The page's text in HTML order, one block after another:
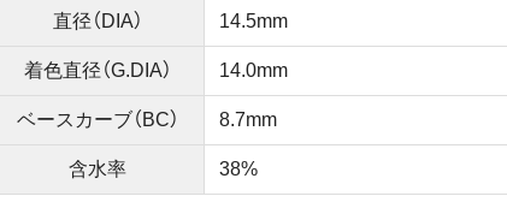
直径（DIA） 14.5mm
着色直径（G.DIA） 14.0mm
ベースカーブ（BC） 8.7mm
含水率 38%